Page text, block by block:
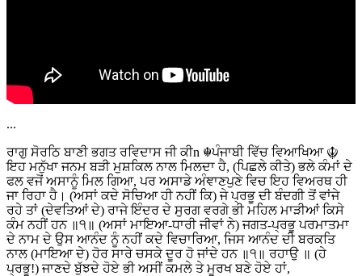
...
ਰਾਗੁ ਸੋਰਠਿ ਬਾਣੀ ਭਗਤ ਰਵਿਦਾਸ ਜੀ ਕੀn ☬ਪੰਜਾਬੀ ਵਿੱਚ ਵਿਆਖਿਆ ☬
ਇਹ ਮਨੁੱਖਾ ਜਨਮ ਬੜੀ ਮੁਸ਼ਕਿਲ ਨਾਲ ਮਿਲਦਾ ਹੈ, (ਪਿਛਲੇ ਕੀਤੇ) ਭਲੇ ਕੰਮਾਂ ਦੇ
ਫਲ ਵਜੋਂ ਅਸਾਨੂੰ ਮਿਲ ਗਿਆ, ਪਰ ਅਸਾਡੇ ਅੰਞਾਣਪੁਣੇ ਵਿਚ ਇਹ ਵਿਅਰਥ ਹੀ
ਜਾ ਰਿਹਾ ਹੈ। (ਅਸਾਂ ਕਦੇ ਸੋਚਿਆ ਹੀ ਨਹੀਂ ਕਿ) ਜੇ ਪ੍ਰਭੂ ਦੀ ਬੰਦਗੀ ਤੋਂ ਵਾਂਜੇ
ਰਹੇ ਤਾਂ (ਦੇਵਤਿਆਂ ਦੇ) ਰਾਜੇ ਇੰਦਰ ਦੇ ਸੁਰਗ ਵਰਗੇ ਭੀ ਮਹਿਲ ਮਾੜੀਆਂ ਕਿਸੇ
ਕੰਮ ਨਹੀਂ ਹਨ ॥੧॥ (ਅਸਾਂ ਮਾਇਆ-ਧਾਰੀ ਜੀਵਾਂ ਨੇ) ਜਗਤ-ਪ੍ਰਭੂ ਪਰਮਾਤਮਾ
ਦੇ ਨਾਮ ਦੇ ਉਸ ਆਨੰਦ ਨੂੰ ਨਹੀਂ ਕਦੇ ਵਿਚਾਰਿਆ, ਜਿਸ ਆਨੰਦ ਦੀ ਬਰਕਤਿ
ਨਾਲ (ਮਾਇਆ ਦੇ) ਹੋਰ ਸਾਰੇ ਚਸਕੇ ਦੂਰ ਹੋ ਜਾਂਦੇ ਹਨ ॥੧॥ ਰਹਾਉ ॥ (ਹੇ
ਪ੍ਰਭੂ!) ਜਾਣਦੇ ਬੁੱਝਦੇ ਹੋਏ ਭੀ ਅਸੀਂ ਕਮਲੇ ਤੇ ਮੂਰਖ ਬਣੇ ਹੋਏ ਹਾਂ,